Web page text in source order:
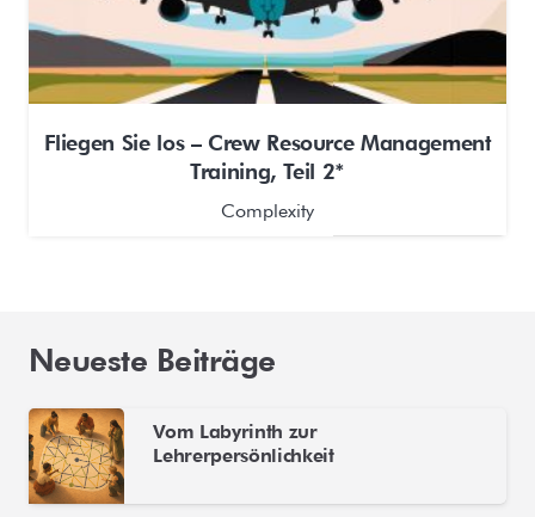
Fliegen Sie los – Crew Resource Management
Training, Teil 2*
Complexity
Neueste Beiträge
Vom Labyrinth zur
Lehrerpersönlichkeit